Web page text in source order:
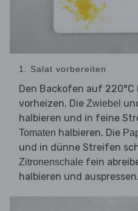
1. Salat vorbereiten
Den Backofen auf
vorheizen. Die Zwiebel
halbieren und in feine
Tomaten halbieren. Die
und in dünne Streifen
Zitronenschale fein
halbieren und auspressen.